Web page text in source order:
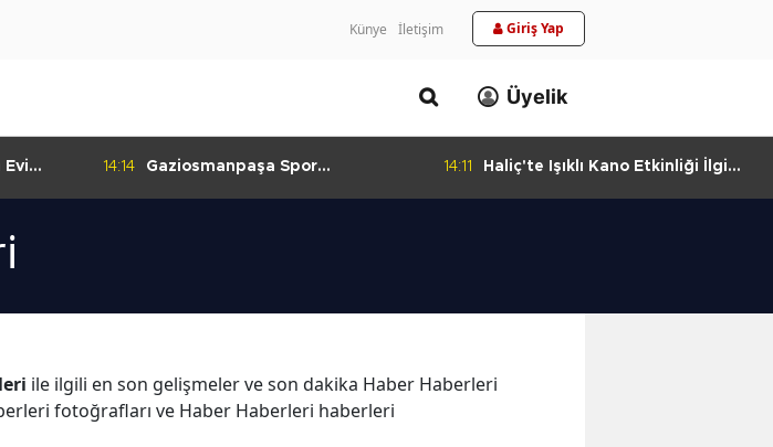
Künye İletişim Giriş Yap
Üyelik
Evi
14:14
Gaziosmanpaşa Spor
14:11
Haliç'te Işıklı Kano Etkinliği İlgi
ile ilgili en son gelişmeler ve son dakika Haber Haberleri
fotoğrafları ve Haber Haberleri haberleri